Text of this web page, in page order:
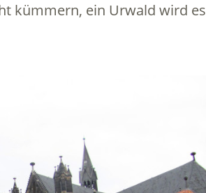
kümmern, ein Urwald wird es